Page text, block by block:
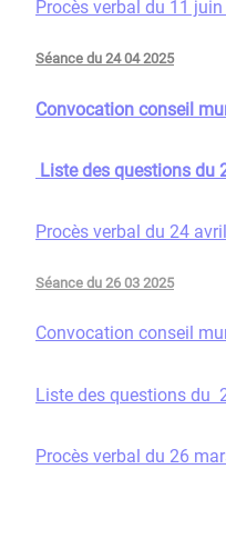
Procès verbal du 11
Séance du 24 04 2025
Convocation conseil
Liste des questions du
Procès verbal du 24
Séance du 26 03 2025
Convocation conseil
Liste des questions du
Procès verbal du 26